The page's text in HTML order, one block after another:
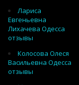
Лариса
Евгеньевна
Лихачева Одесса
отзывы
Колосова Олеся
Васильевна Одесса
отзывы